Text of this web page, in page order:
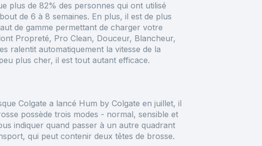
plus de 82% des personnes qui ont utilisé
de 6 à 8 semaines. En plus, il est de plus
de gamme permettant de charger votre
Propreté, Pro Clean, Douceur, Blancheur,
ralentit automatiquement la vitesse de la
plus cher, il est tout autant efficace.
Colgate a lancé Hum by Colgate en juillet, il
possède trois modes - normal, sensible et
indiquer quand passer à un autre quadrant
qui peut contenir deux têtes de brosse.